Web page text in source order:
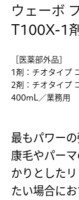
ウェーボ
T100X-1
［医薬部外品］
1剤：チオタイプ
2剤：チオタイプ
400mL／業務用
最もパワー
康毛やパー
かりとした
たい場合にお